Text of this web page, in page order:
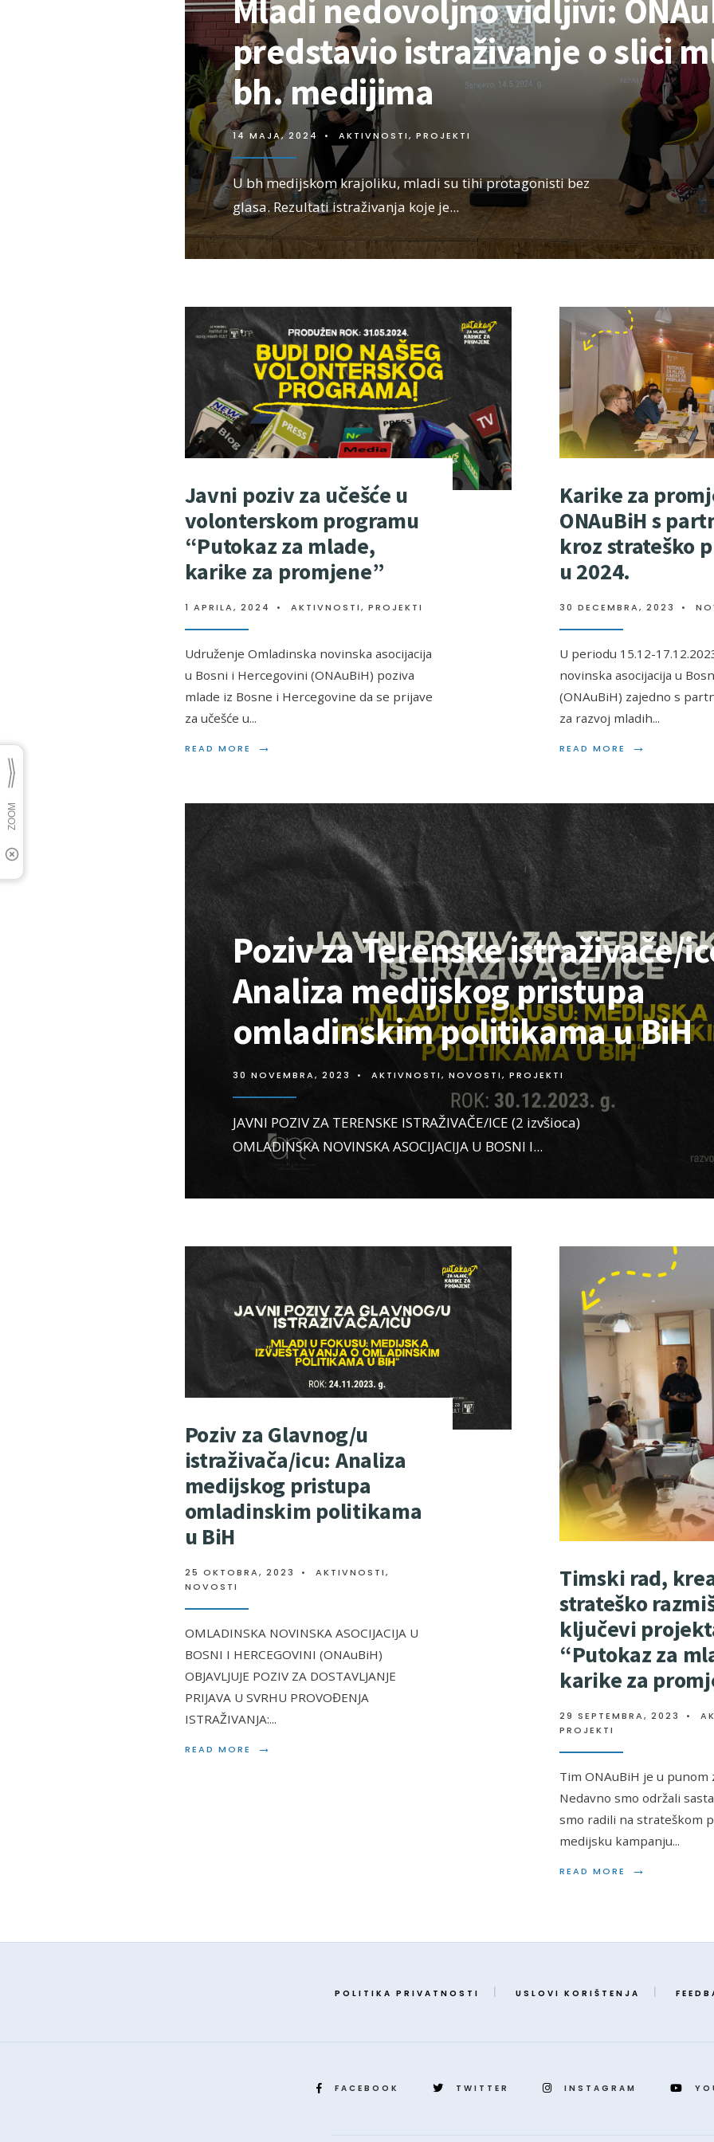
Mladi nedovoljno vidljivi:
predstavio istraživanje o slici
bh. medijima
14 MAJA, 2024 • AKTIVNOSTI, PROJEKTI
U bh medijskom krajoliku, mladi su tihi protagonisti bez
glasa. Rezultati istraživanja koje je...
Javni poziv za učešće u
volonterskom programu
“Putokaz za mlade,
karike za promjene”
1 APRILA, 2024 • AKTIVNOSTI, PROJEKTI
Udruženje Omladinska novinska asocijacija
u Bosni i Hercegovini (ONAuBiH) poziva
mlade iz Bosne i Hercegovine da se prijave
za učešće u...
READ MORE →
Karike za
ONAuBiH s
kroz strateško
u 2024.
30 DECEMBRA, 2023 •
U periodu 15.12-
novinska asocijacija u
(ONAuBiH) zajedno s
za razvoj mladih...
READ MORE →
Poziv za Terenske istraživače/
Analiza medijskog pristupa
omladinskim politikama u BiH
30 NOVEMBRA, 2023 • AKTIVNOSTI, NOVOSTI, PROJEKTI
JAVNI POZIV ZA TERENSKE ISTRAŽIVAČE/ICE (2 izvšioca)
OMLADINSKA NOVINSKA ASOCIJACIJA U BOSNI I...
Poziv za Glavnog/u
istraživača/icu: Analiza
medijskog pristupa
omladinskim politikama
u BiH
25 OKTOBRA, 2023 • AKTIVNOSTI,
NOVOSTI
OMLADINSKA NOVINSKA ASOCIJACIJA U
BOSNI I HERCEGOVINI (ONAuBiH)
OBJAVLJUJE POZIV ZA DOSTAVLJANJE
PRIJAVA U SVRHU PROVOĐENJA
ISTRAŽIVANJA:...
READ MORE →
Timski rad,
strateško
ključevi
“Putokaz za
karike za
29 SEPTEMBRA, 2023 •
PROJEKTI
Tim ONAuBiH je u punom
Nedavno smo održali
smo radili na strateškom
medijsku kampanju...
READ MORE →
POLITIKA PRIVATNOSTI USLOVI KORIŠTENJA
FACEBOOK TWITTER INSTAGRAM